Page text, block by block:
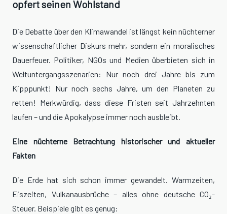
opfert seinen Wohlstand
Die Debatte über den Klimawandel ist längst kein nüchterner
wissenschaftlicher Diskurs mehr, sondern ein moralisches
Dauerfeuer. Politiker, NGOs und Medien überbieten sich in
Weltuntergangsszenarien: Nur noch drei Jahre bis zum
Kipppunkt! Nur noch sechs Jahre, um den Planeten zu
retten! Merkwürdig, dass diese Fristen seit Jahrzehnten
laufen – und die Apokalypse immer noch ausbleibt.
Eine nüchterne Betrachtung historischer und aktueller
Fakten
Die Erde hat sich schon immer gewandelt. Warmzeiten,
Eiszeiten, Vulkanausbrüche – alles ohne deutsche CO₂-
Steuer. Beispiele gibt es genug: